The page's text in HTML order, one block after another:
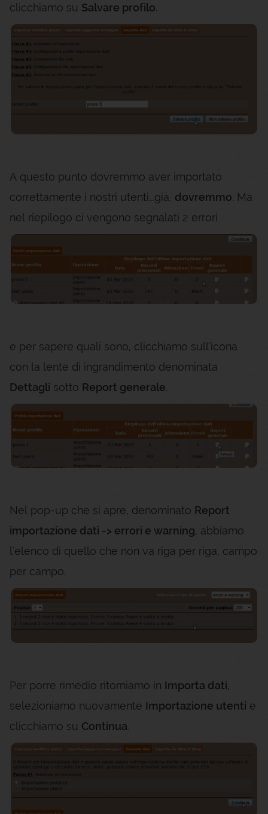
clicchiamo su Salvare profilo.
A questo punto dovremmo aver importato
correttamente i nostri utenti...già, dovremmo. Ma
nel riepilogo ci vengono segnalati 2 errori
e per sapere quali sono, clicchiamo sull'icona
con la lente di ingrandimento denominata
Dettagli sotto Report generale.
Nel pop-up che si apre, denominato Report
importazione dati -> errori e warning , abbiamo
l'elenco di quello che non va riga per riga, campo
per campo.
Per porre rimedio ritorniamo in Importa dati
selezioniamo nuovamente Importazione utenti e
clicchiamo su Continua.